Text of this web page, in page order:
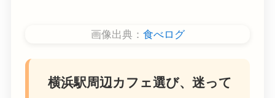
画像出典： 食べログ
横浜駅周辺カフェ選び、迷って